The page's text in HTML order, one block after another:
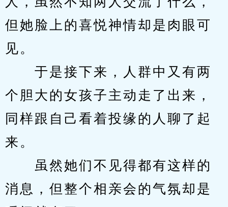
但她脸上的喜悦神情却是肉眼可
见。
于是接下来，人群中又有两
个胆大的女孩子主动走了出来，
同样跟自己看着投缘的人聊了起
来。
虽然她们不见得都有这样的
消息，但整个相亲会的气氛却是